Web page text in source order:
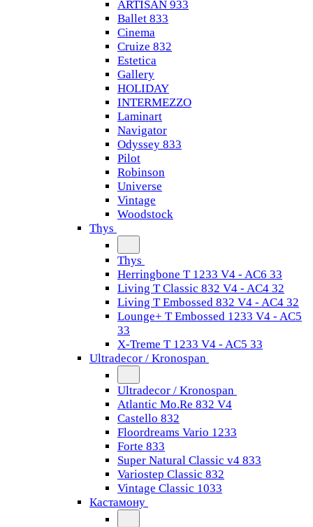
ARTISAN 933
Ballet 833
Cinema
Cruize 832
Estetica
Gallery
HOLIDAY
INTERMEZZO
Laminart
Navigator
Odyssey 833
Pilot
Robinson
Universe
Vintage
Woodstock
Thys
Thys
Herringbone T 1233 V4 - AC6 33
Living T Classic 832 V4 - AC4 32
Living T Embossed 832 V4 - AC4 32
Lounge+ T Embossed 1233 V4 - AC5
33
X-Treme T 1233 V4 - AC5 33
Ultradecor / Kronospan
Ultradecor / Kronospan
Atlantic Mo.Re 832 V4
Castello 832
Floordreams Vario 1233
Forte 833
Super Natural Classic v4 833
Variostep Classic 832
Vintage Classic 1033
Кастамону